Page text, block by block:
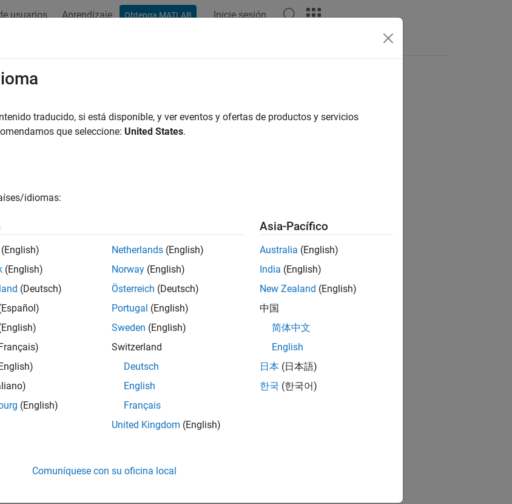
usuarios Aprendizaje Obtenga MATLAB Inicie sesión
¿Qué tan útil fue esta traducción?
traducido, si está disponible, y ver eventos y ofertas de productos y servicios
que seleccione: United States.
idiomas:
(English)
(English)
(Deutsch)
(English)
Netherlands (English)
Norway (English)
Österreich (Deutsch)
Portugal (English)
Sweden (English)
Switzerland
Deutsch
English
Français
United Kingdom (English)
Asia-Pacífico
Australia (English)
India (English)
New Zealand (English)
中国
简体中文
English
日本 (日本語)
한국 (한국어)
Comuníquese con su oficina local